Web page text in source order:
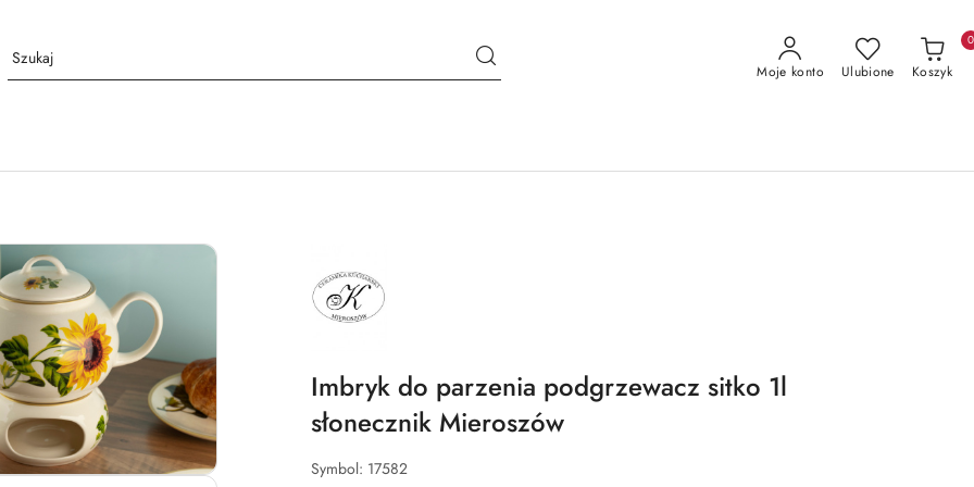
Moje konto Ulubione Koszyk
0
MIEROSZÓW
Imbryk do parzenia podgrzewacz sitko 1l
słonecznik Mieroszów
Symbol: 17582